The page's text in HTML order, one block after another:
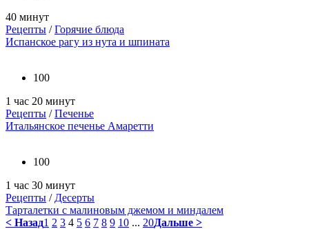
40 минут
Рецепты /Горячие блюда
Испанское рагу из нута и шпината
100
1 час 20 минут
Рецепты /Печенье
Итальянское печенье Амаретти
100
1 час 30 минут
Рецепты / Десерты
Тарталетки с малиновым джемом и миндалем
< Назад1 2 3 4 5 6 7 8 9 10 ... 20Дальше >